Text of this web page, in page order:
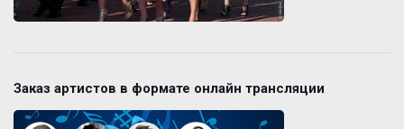
Заказ артистов в формате онлайн трансляции